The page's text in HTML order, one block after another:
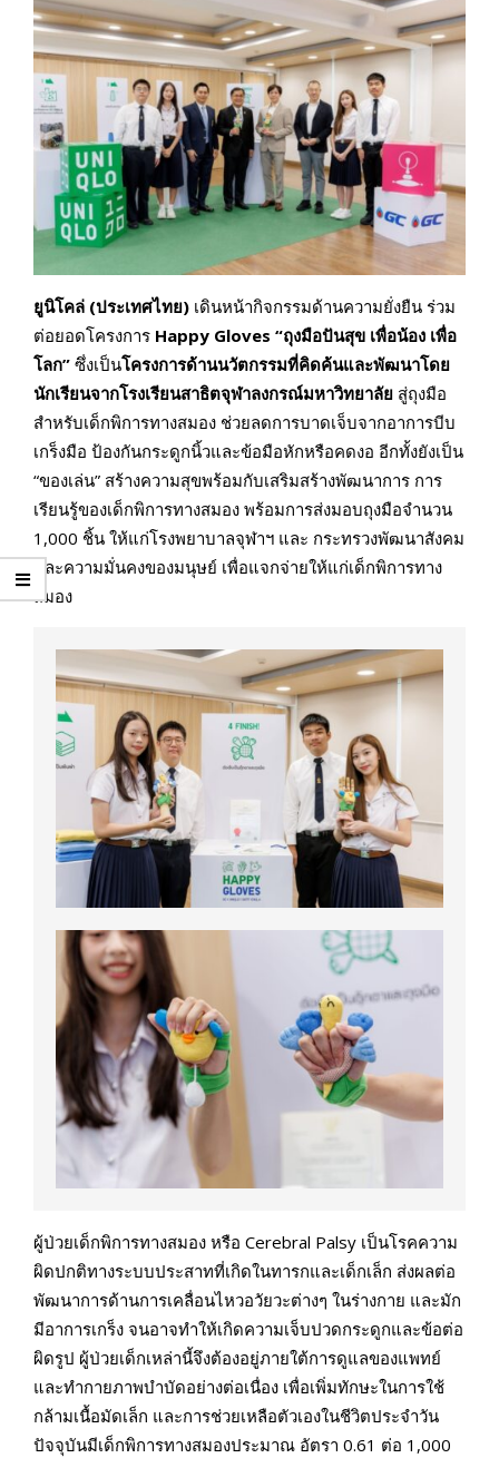
ยูนิโคล่ (ประเทศไทย) เดินหน้ากิจกรรมด้านความยั่งยืน ร่วม
ต่อยอดโครงการ Happy Gloves “ถุงมือปันสุข เพื่อน้อง เพื่อ
โลก” ซึ่งเป็นโครงการด้านนวัตกรรมที่คิดค้นและพัฒนาโดย
นักเรียนจากโรงเรียนสาธิตจุฬาลงกรณ์มหาวิทยาลัย สู่ถุงมือ
สำหรับเด็กพิการทางสมอง ช่วยลดการบาดเจ็บจากอาการบีบ
เกร็งมือ ป้องกันกระดูกนิ้วและข้อมือหักหรือคดงอ อีกทั้งยังเป็น
“ของเล่น” สร้างความสุขพร้อมกับเสริมสร้างพัฒนาการ การ
เรียนรู้ของเด็กพิการทางสมอง พร้อมการส่งมอบถุงมือจำนวน
1,000 ชิ้น ให้แก่โรงพยาบาลจุฬาฯ และ กระทรวงพัฒนาสังคม
และความมั่นคงของมนุษย์ เพื่อแจกจ่ายให้แก่เด็กพิการทาง
สมอง
ผู้ป่วยเด็กพิการทางสมอง หรือ Cerebral Palsy เป็นโรคความ
ผิดปกติทางระบบประสาทที่เกิดในทารกและเด็กเล็ก ส่งผลต่อ
พัฒนาการด้านการเคลื่อนไหวอวัยวะต่างๆ ในร่างกาย และมัก
มีอาการเกร็ง จนอาจทำให้เกิดความเจ็บปวดกระดูกและข้อต่อ
ผิดรูป ผู้ป่วยเด็กเหล่านี้จึงต้องอยู่ภายใต้การดูแลของแพทย์
และทำกายภาพบำบัดอย่างต่อเนื่อง เพื่อเพิ่มทักษะในการใช้
กล้ามเนื้อมัดเล็ก และการช่วยเหลือตัวเองในชีวิตประจำวัน
ปัจจุบันมีเด็กพิการทางสมองประมาณ อัตรา 0.61 ต่อ 1,000